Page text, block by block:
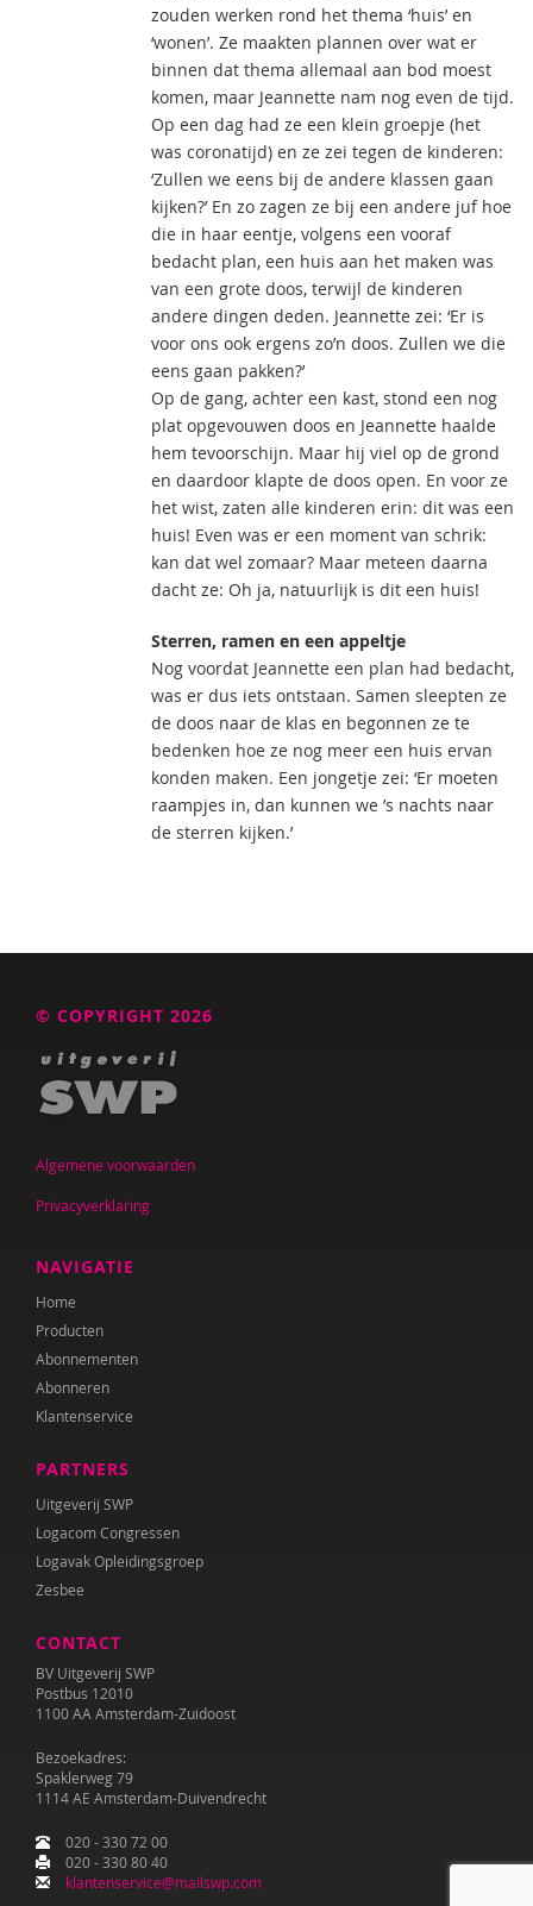
zouden werken rond het thema ‘huis’ en
‘wonen’. Ze maakten plannen over wat er
binnen dat thema allemaal aan bod moest
komen, maar Jeannette nam nog even de tijd.
Op een dag had ze een klein groepje (het
was coronatijd) en ze zei tegen de kinderen:
‘Zullen we eens bij de andere klassen gaan
kijken?’ En zo zagen ze bij een andere juf hoe
die in haar eentje, volgens een vooraf
bedacht plan, een huis aan het maken was
van een grote doos, terwijl de kinderen
andere dingen deden. Jeannette zei: ‘Er is
voor ons ook ergens zo’n doos. Zullen we die
eens gaan pakken?’
Op de gang, achter een kast, stond een nog
plat opgevouwen doos en Jeannette haalde
hem tevoorschijn. Maar hij viel op de grond
en daardoor klapte de doos open. En voor ze
het wist, zaten alle kinderen erin: dit was een
huis! Even was er een moment van schrik:
kan dat wel zomaar? Maar meteen daarna
dacht ze: Oh ja, natuurlijk is dit een huis!
Sterren, ramen en een appeltje
Nog voordat Jeannette een plan had bedacht,
was er dus iets ontstaan. Samen sleepten ze
de doos naar de klas en begonnen ze te
bedenken hoe ze nog meer een huis ervan
konden maken. Een jongetje zei: ‘Er moeten
raampjes in, dan kunnen we ’s nachts naar
de sterren kijken.’
© COPYRIGHT 2026
Algemene voorwaarden
Privacyverklaring
NAVIGATIE
Home
Producten
Abonnementen
Abonneren
Klantenservice
PARTNERS
Uitgeverij SWP
Logacom Congressen
Logavak Opleidingsgroep
Zesbee
CONTACT
BV Uitgeverij SWP
Postbus 12010
1100 AA Amsterdam-Zuidoost
Bezoekadres:
Spaklerweg 79
1114 AE Amsterdam-Duivendrecht
020 - 330 72 00
020 - 330 80 40
klantenservice@mailswp.com